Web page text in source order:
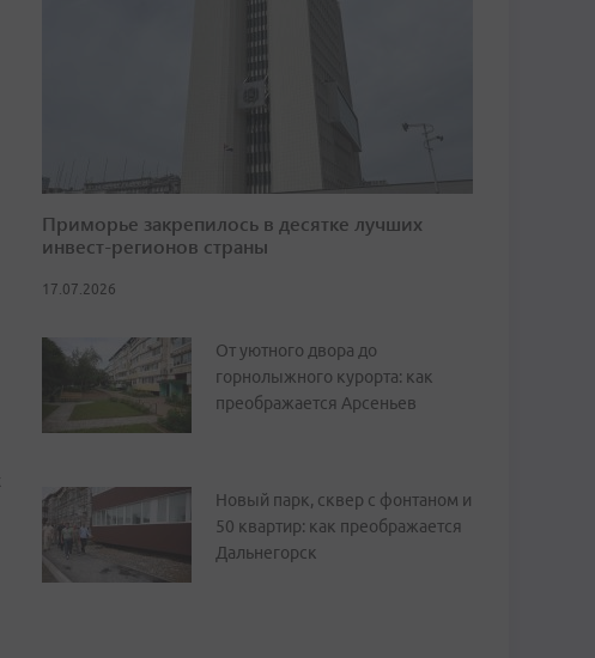
Приморье закрепилось в десятке лучших
инвест-регионов страны
17.07.2026
От уютного двора до
горнолыжного курорта: как
преображается Арсеньев
Новый парк, сквер с фонтаном и
50 квартир: как преображается
Дальнегорск